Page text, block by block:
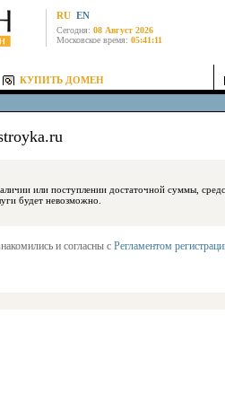
RU EN
Сегодня: 08 Август 2026
Московское время: 05:41:11
КУПИТЬ ДОМЕН
или поступлении достаточной суммы, средства будут
будет невозможно.
и согласны с Регламентом